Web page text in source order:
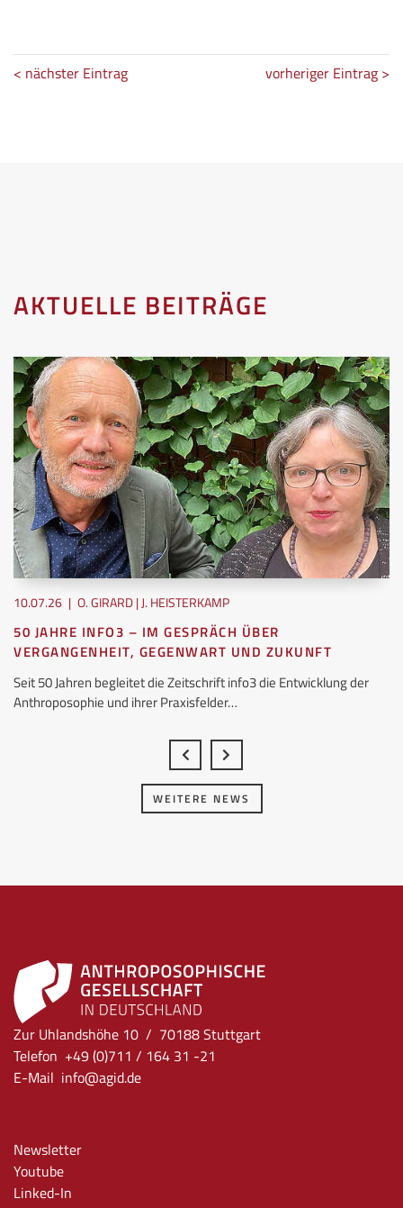
< nächster Eintrag vorheriger Eintrag >
AKTUELLE BEITRÄGE
10.07.26 | O. GIRARD | J. HEISTERKAMP
50 JAHRE INFO3 – IM GESPRÄCH ÜBER
VERGANGENHEIT, GEGENWART UND ZUKUNFT
Seit 50 Jahren begleitet die Zeitschrift info3 die Entwicklung der
Anthroposophie und ihrer Praxisfelder…
WEITERE NEWS
Zur Uhlandshöhe 10 / 70188 Stuttgart
Telefon +49 (0)711 / 164 31 -21
E-Mail info@agid.de
Newsletter
Youtube
Linked-In